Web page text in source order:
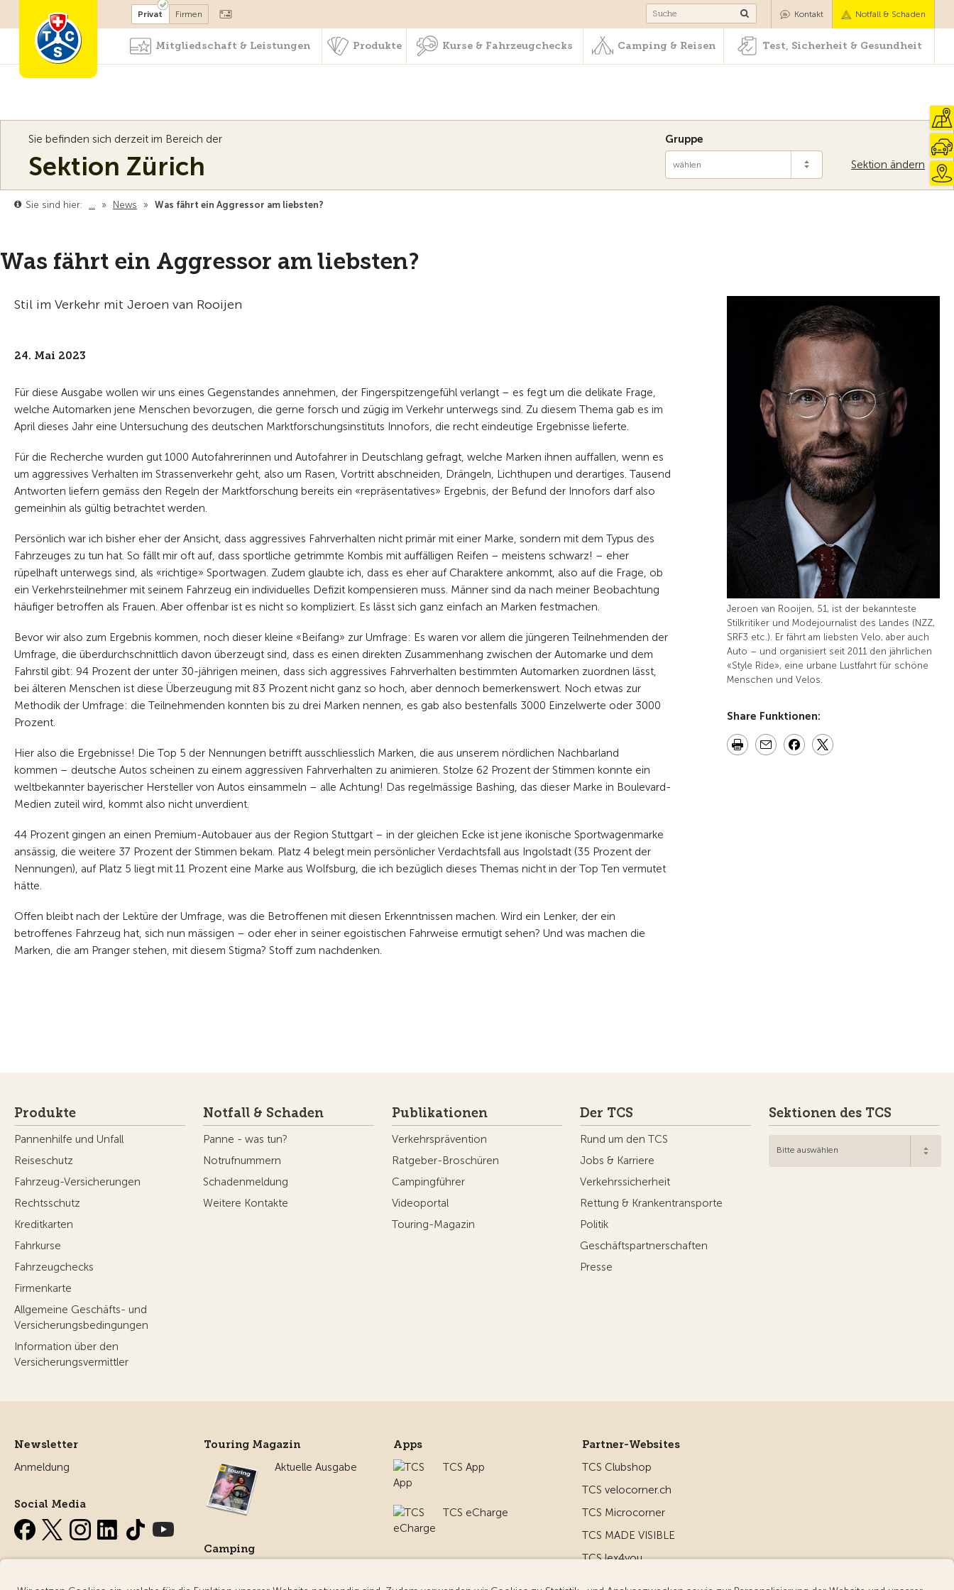
Mitglied werden Camping & Reisen Test, Sicherheit & Gesundheit
Privat Firmen Kontakt Notfall & Schaden
Mitgliedschaft & Leistungen Produkte Kurse & Fahrzeugchecks Camping & Reisen Test, Sicherheit & Gesundheit
Sie befinden sich derzeit im Bereich der
Sektion Zürich Sektion ändern
Gruppe
wählen
Sie sind hier: … » News » Was fährt ein Aggressor am liebsten?
Was fährt ein Aggressor am liebsten?
Stil im Verkehr mit Jeroen van Rooijen
24. Mai 2023
Für diese Ausgabe wollen wir uns eines Gegenstandes annehmen, der Fingerspitzengefühl verlangt – es fegt um die delikate Frage,
welche Automarken jene Menschen bevorzugen, die gerne forsch und zügig im Verkehr unterwegs sind. Zu diesem Thema gab es im
April dieses Jahr eine Untersuchung des deutschen Marktforschungsinstituts Innofors, die recht eindeutige Ergebnisse lieferte.
Für die Recherche wurden gut 1000 Autofahrerinnen und Autofahrer in Deutschlang gefragt, welche Marken ihnen auffallen, wenn es
um aggressives Verhalten im Strassenverkehr geht, also um Rasen, Vortritt abschneiden, Drängeln, Lichthupen und derartiges. Tausend
Antworten liefern gemäss den Regeln der Marktforschung bereits ein «repräsentatives» Ergebnis, der Befund der Innofors darf also
gemeinhin als gültig betrachtet werden.
Persönlich war ich bisher eher der Ansicht, dass aggressives Fahrverhalten nicht primär mit einer Marke, sondern mit dem Typus des
Fahrzeuges zu tun hat. So fällt mir oft auf, dass sportliche getrimmte Kombis mit auffälligen Reifen – meistens schwarz! – eher
rüpelhaft unterwegs sind, als «richtige» Sportwagen. Zudem glaubte ich, dass es eher auf Charaktere ankommt, also auf die Frage, ob
ein Verkehrsteilnehmer mit seinem Fahrzeug ein individuelles Defizit kompensieren muss. Männer sind da nach meiner Beobachtung
häufiger betroffen als Frauen. Aber offenbar ist es nicht so kompliziert. Es lässt sich ganz einfach an Marken festmachen.
Bevor wir also zum Ergebnis kommen, noch dieser kleine «Beifang» zur Umfrage: Es waren vor allem die jüngeren Teilnehmenden der
Umfrage, die überdurchschnittlich davon überzeugt sind, dass es einen direkten Zusammenhang zwischen der Automarke und dem
Fahrstil gibt: 94 Prozent der unter 30-jährigen meinen, dass sich aggressives Fahrverhalten bestimmten Automarken zuordnen lässt,
bei älteren Menschen ist diese Überzeugung mit 83 Prozent nicht ganz so hoch, aber dennoch bemerkenswert. Noch etwas zur
Methodik der Umfrage: die Teilnehmenden konnten bis zu drei Marken nennen, es gab also bestenfalls 3000 Einzelwerte oder 3000
Prozent.
Hier also die Ergebnisse! Die Top 5 der Nennungen betrifft ausschliesslich Marken, die aus unserem nördlichen Nachbarland
kommen – deutsche Autos scheinen zu einem aggressiven Fahrverhalten zu animieren. Stolze 62 Prozent der Stimmen konnte ein
weltbekannter bayerischer Hersteller von Autos einsammeln – alle Achtung! Das regelmässige Bashing, das dieser Marke in Boulevard-
Medien zuteil wird, kommt also nicht unverdient.
44 Prozent gingen an einen Premium-Autobauer aus der Region Stuttgart – in der gleichen Ecke ist jene ikonische Sportwagenmarke
ansässig, die weitere 37 Prozent der Stimmen bekam. Platz 4 belegt mein persönlicher Verdachtsfall aus Ingolstadt (35 Prozent der
Nennungen), auf Platz 5 liegt mit 11 Prozent eine Marke aus Wolfsburg, die ich bezüglich dieses Themas nicht in der Top Ten vermutet
hätte.
Offen bleibt nach der Lektüre der Umfrage, was die Betroffenen mit diesen Erkenntnissen machen. Wird ein Lenker, der ein
betroffenes Fahrzeug hat, sich nun mässigen – oder eher in seiner egoistischen Fahrweise ermutigt sehen? Und was machen die
Marken, die am Pranger stehen, mit diesem Stigma? Stoff zum nachdenken.
Jeroen van Rooijen, 51, ist der bekannteste
Stilkritiker und Modejournalist des Landes (NZZ,
SRF3 etc.). Er fährt am liebsten Velo, aber auch
Auto – und organisiert seit 2011 den jährlichen
«Style Ride», eine urbane Lustfahrt für schöne
Menschen und Velos.
Share Funktionen:
Produkte
Pannenhilfe und Unfall
Reiseschutz
Fahrzeug-Versicherungen
Rechtsschutz
Kreditkarten
Fahrkurse
Fahrzeugchecks
Firmenkarte
Allgemeine Geschäfts- und
Versicherungsbedingungen
Information über den
Versicherungsvermittler
Notfall & Schaden
Panne - was tun?
Notrufnummern
Schadenmeldung
Weitere Kontakte
Publikationen
Verkehrsprävention
Ratgeber-Broschüren
Campingführer
Videoportal
Touring-Magazin
Der TCS
Rund um den TCS
Jobs & Karriere
Verkehrssicherheit
Rettung & Krankentransporte
Politik
Geschäftspartnerschaften
Presse
Sektionen des TCS
Bitte auswählen
Newsletter
Anmeldung
Social Media
Touring Magazin
Aktuelle Ausgabe
Camping
Apps
TCS App
TCS eCharge
Partner-Websites
TCS Clubshop
TCS velocorner.ch
TCS Microcorner
TCS MADE VISIBLE
TCS lex4you